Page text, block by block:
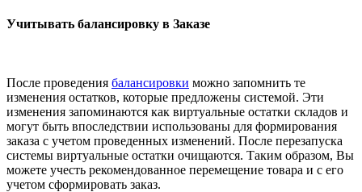
Учитывать балансировку в Заказе
После проведения балансировки можно запомнить те
изменения остатков, которые предложены системой. Эти
изменения запоминаются как виртуальные остатки складов и
могут быть впоследствии использованы для формирования
заказа с учетом проведенных изменений. После перезапуска
системы виртуальные остатки очищаются. Таким образом, Вы
можете учесть рекомендованное перемещение товара и с его
учетом сформировать заказ.